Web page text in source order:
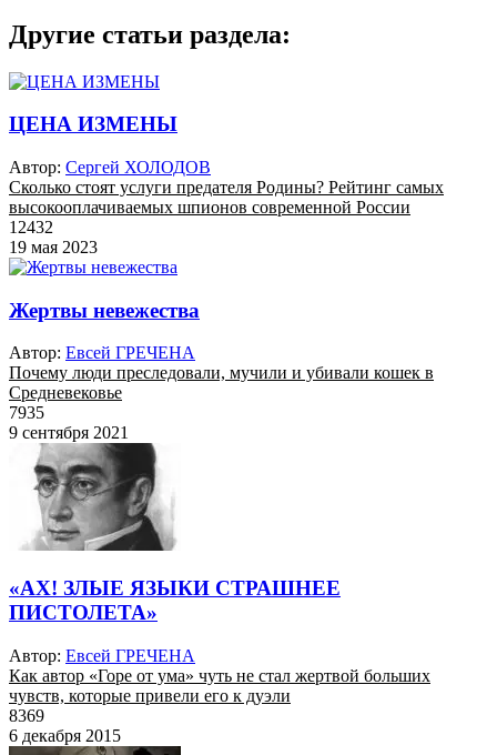
Другие статьи раздела:
ЦЕНА ИЗМЕНЫ
Автор: Сергей ХОЛОДОВ
Сколько стоят услуги предателя Родины? Рейтинг самых
высокооплачиваемых шпионов современной России
12432
19 мая 2023
Жертвы невежества
Автор: Евсей ГРЕЧЕНА
Почему люди преследовали, мучили и убивали кошек в
Средневековье
7935
9 сентября 2021
«АХ! ЗЛЫЕ ЯЗЫКИ СТРАШНЕЕ
ПИСТОЛЕТА»
Автор: Евсей ГРЕЧЕНА
Как автор «Горе от ума» чуть не стал жертвой больших
чувств, которые привели его к дуэли
8369
6 декабря 2015